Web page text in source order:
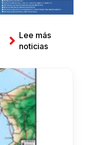
Lee más
noticias